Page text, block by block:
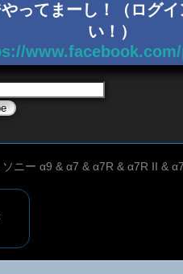
ってまーし！（ログ
い！）
ソニー α9 & α7 & α7R & α7R II &